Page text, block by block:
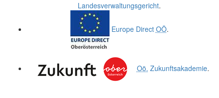
Landesverwaltungsgericht.
Europe Direct OÖ.
Oö. Zukunftsakademie.